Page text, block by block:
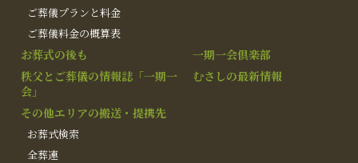
ご葬儀プランと料金
ご葬儀料金の概算表
お葬式の後も
一期一会倶楽部
秩父とご葬儀の情報誌「一期一
会」
むさしの最新情報
その他エリアの搬送・提携先
お葬式検索
全葬連